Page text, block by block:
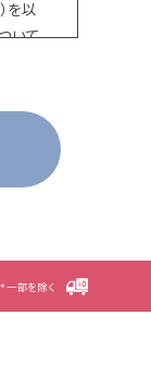
を以
いて
構
が利
他社
規約
*一部を除く